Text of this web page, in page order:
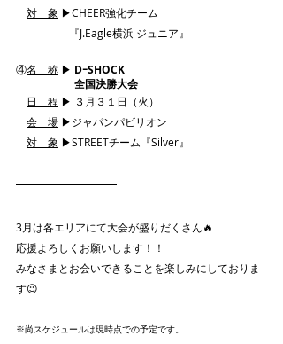
対　象 ▶CHEER強化チーム
『J.Eagle横浜 ジュニア』
④名　称 ▶︎ DｰSHOCK
全国決勝大会
日　程 ▶︎ ３月３１日（火）
会　場 ▶ジャパンパビリオン
対　象 ▶STREETチーム『Silver』
3月は各エリアにて大会が盛りだくさん🔥
応援よろしくお願いします！！
みなさまとお会いできることを楽しみにしておりま
す😉
※尚スケジュールは現時点での予定です。